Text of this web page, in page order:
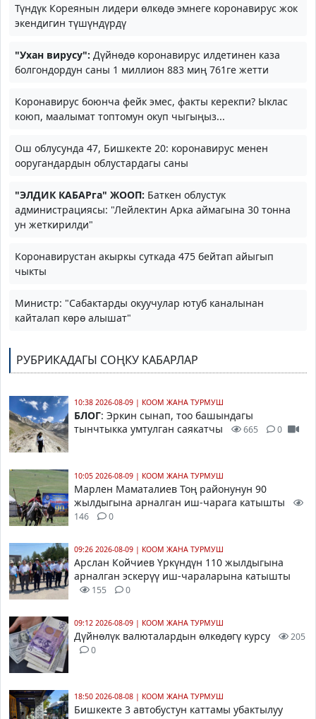
Түндүк Кореянын лидери өлкөдө эмнеге коронавирус жок
экендигин түшүндүрдү
"Ухан вирусу": Дүйнөдө коронавирус илдетинен каза
болгондордун саны 1 миллион 883 миң 761ге жетти
Коронавирус боюнча фейк эмес, факты керекпи? Ыклас
коюп, маалымат топтомун окуп чыгыңыз...
Ош облусунда 47, Бишкекте 20: коронавирус менен
ооругандардын облустардагы саны
"ЭЛДИК КАБАРга" ЖООП: Баткен облустук
администрациясы: "Лейлектин Арка аймагына 30 тонна
ун жеткирилди"
Коронавирустан акыркы суткада 475 бейтап айыгып
чыкты
Министр: "Сабактарды окуучулар ютуб каналынан
кайталап көрө алышат"
РУБРИКАДАГЫ СОҢКУ КАБАРЛАР
10:38 2026-08-09 | КООМ ЖАНА ТУРМУШ
БЛОГ: Эркин сынап, тоо башындагы
тынчтыкка умтулган саякатчы
665 0
10:05 2026-08-09 | КООМ ЖАНА ТУРМУШ
Марлен Маматалиев Тоң районунун 90
жылдыгына арналган иш-чарага катышты
146 0
09:26 2026-08-09 | КООМ ЖАНА ТУРМУШ
Арслан Койчиев Үркүндүн 110 жылдыгына
арналган эскерүү иш-чараларына катышты
155 0
09:12 2026-08-09 | КООМ ЖАНА ТУРМУШ
Дүйнөлүк валюталардын өлкөдөгү курсу
205
0
18:50 2026-08-08 | КООМ ЖАНА ТУРМУШ
Бишкекте 3 автобустун каттамы убактылуу